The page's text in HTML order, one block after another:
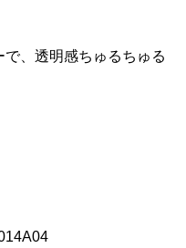
、透明感ちゅるちゅる